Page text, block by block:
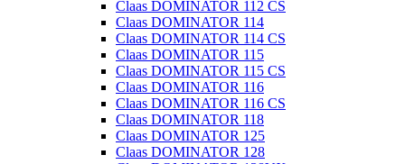
Claas DOMINATOR 112 CS
Claas DOMINATOR 114
Claas DOMINATOR 114 CS
Claas DOMINATOR 115
Claas DOMINATOR 115 CS
Claas DOMINATOR 116
Claas DOMINATOR 116 CS
Claas DOMINATOR 118
Claas DOMINATOR 125
Claas DOMINATOR 128